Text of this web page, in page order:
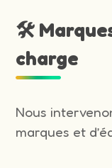
🛠️
charge
Nous
marques et